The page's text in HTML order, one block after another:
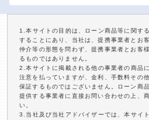
1.本サイトの目的は、ローン商品等に関す
することにあり、当社は、提携事業者とお
仲介等の形態を問わず、提携事業者とお客
るものではありません。
2.本サイトに掲載される他の事業者の商品
注意を払っていますが、金利、手数料その
保証するものではございません。ローン商
提供する事業者に直接お問い合わせの上、
い。
3.当社及び当社アドバイザーでは、本サイ